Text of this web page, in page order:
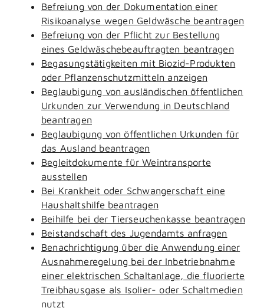
Befreiung von der Dokumentation einer
Risikoanalyse wegen Geldwäsche beantragen
Befreiung von der Pflicht zur Bestellung
eines Geldwäschebeauftragten beantragen
Begasungstätigkeiten mit Biozid-Produkten
oder Pflanzenschutzmitteln anzeigen
Beglaubigung von ausländischen öffentlichen
Urkunden zur Verwendung in Deutschland
beantragen
Beglaubigung von öffentlichen Urkunden für
das Ausland beantragen
Begleitdokumente für Weintransporte
ausstellen
Bei Krankheit oder Schwangerschaft eine
Haushaltshilfe beantragen
Beihilfe bei der Tierseuchenkasse beantragen
Beistandschaft des Jugendamts anfragen
Benachrichtigung über die Anwendung einer
Ausnahmeregelung bei der Inbetriebnahme
einer elektrischen Schaltanlage, die fluorierte
Treibhausgase als Isolier- oder Schaltmedien
nutzt